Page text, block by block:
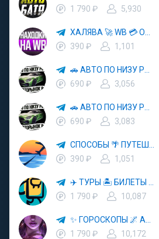
1 790 ₽
5,930
390 ₽
1,101
690 ₽
3,056
690 ₽
3,083
390 ₽
1,051
1 790 ₽
10,087
1 790 ₽
10,172